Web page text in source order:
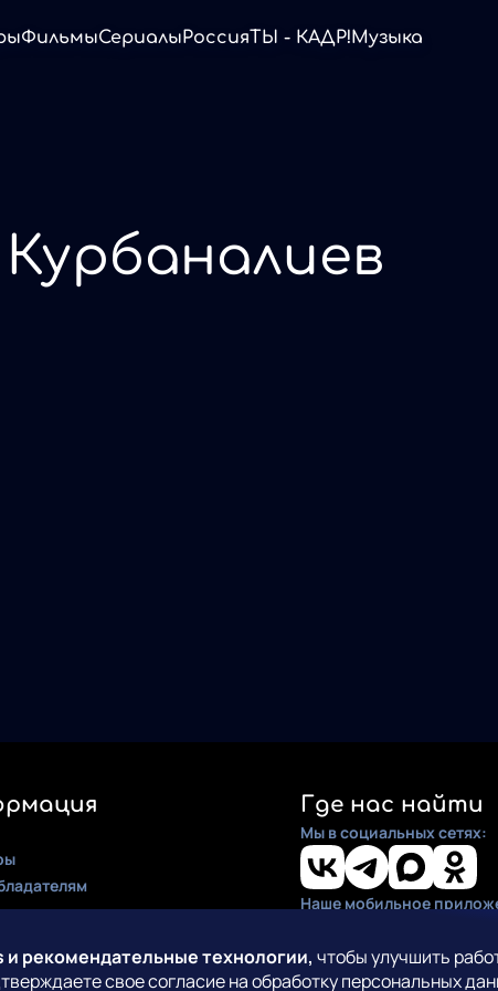
ФильмыСериалыРоссияТЫ - КАДР!Музыка
рекомендательные технологии, чтобы улучшить
свое согласие на обработку персональных
Где нас найти
Мы в социальных сетях:
Наше мобильное